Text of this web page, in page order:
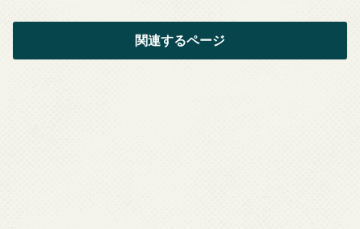
関連するページ